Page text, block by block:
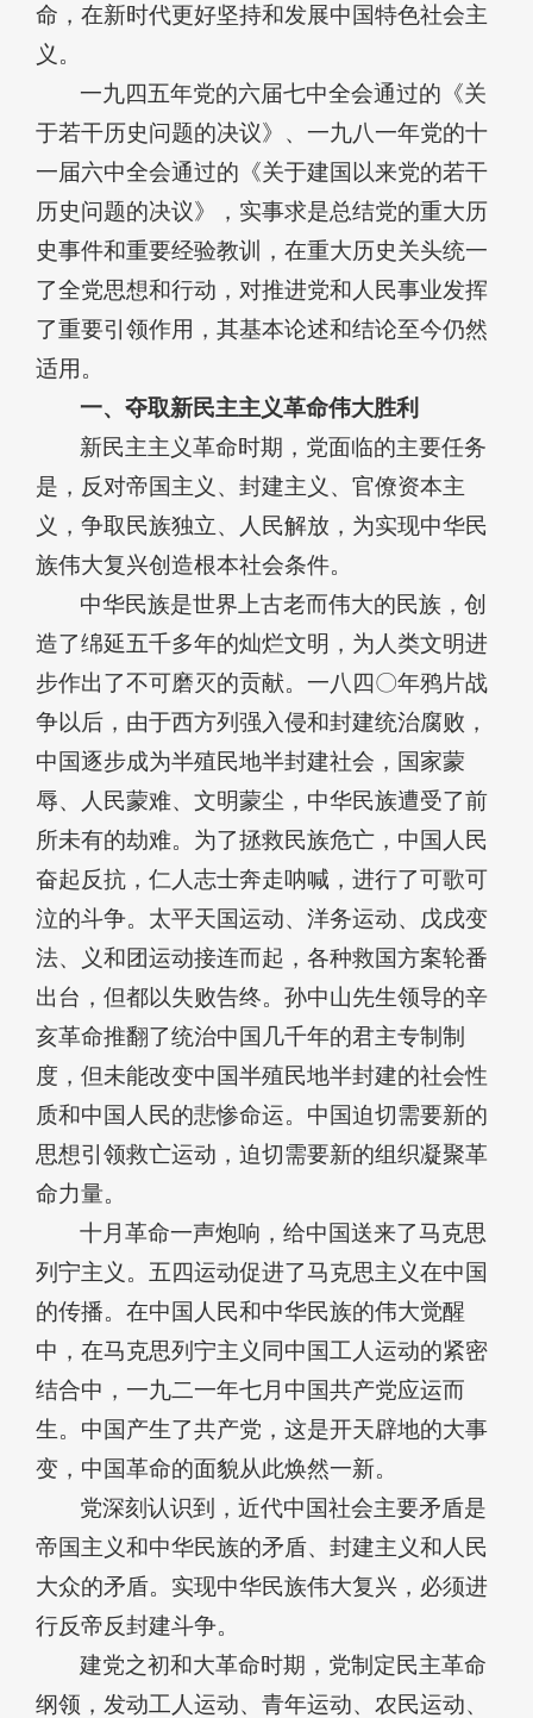
命，在新时代更好坚持和发展中国特色社会主
义。
一九四五年党的六届七中全会通过的《关
于若干历史问题的决议》、一九八一年党的十
一届六中全会通过的《关于建国以来党的若干
历史问题的决议》，实事求是总结党的重大历
史事件和重要经验教训，在重大历史关头统一
了全党思想和行动，对推进党和人民事业发挥
了重要引领作用，其基本论述和结论至今仍然
适用。
一、夺取新民主主义革命伟大胜利
新民主主义革命时期，党面临的主要任务
是，反对帝国主义、封建主义、官僚资本主
义，争取民族独立、人民解放，为实现中华民
族伟大复兴创造根本社会条件。
中华民族是世界上古老而伟大的民族，创
造了绵延五千多年的灿烂文明，为人类文明进
步作出了不可磨灭的贡献。一八四〇年鸦片战
争以后，由于西方列强入侵和封建统治腐败，
中国逐步成为半殖民地半封建社会，国家蒙
辱、人民蒙难、文明蒙尘，中华民族遭受了前
所未有的劫难。为了拯救民族危亡，中国人民
奋起反抗，仁人志士奔走呐喊，进行了可歌可
泣的斗争。太平天国运动、洋务运动、戊戌变
法、义和团运动接连而起，各种救国方案轮番
出台，但都以失败告终。孙中山先生领导的辛
亥革命推翻了统治中国几千年的君主专制制
度，但未能改变中国半殖民地半封建的社会性
质和中国人民的悲惨命运。中国迫切需要新的
思想引领救亡运动，迫切需要新的组织凝聚革
命力量。
十月革命一声炮响，给中国送来了马克思
列宁主义。五四运动促进了马克思主义在中国
的传播。在中国人民和中华民族的伟大觉醒
中，在马克思列宁主义同中国工人运动的紧密
结合中，一九二一年七月中国共产党应运而
生。中国产生了共产党，这是开天辟地的大事
变，中国革命的面貌从此焕然一新。
党深刻认识到，近代中国社会主要矛盾是
帝国主义和中华民族的矛盾、封建主义和人民
大众的矛盾。实现中华民族伟大复兴，必须进
行反帝反封建斗争。
建党之初和大革命时期，党制定民主革命
纲领，发动工人运动、青年运动、农民运动、